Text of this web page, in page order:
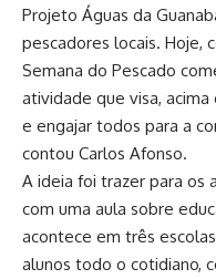
Projeto Águas da
pescadores locais. Hoje,
Semana do Pescado
atividade que visa,
e engajar todos para a
contou Carlos Afonso.
A ideia foi trazer para os
com uma aula sobre
acontece em três
alunos todo o cotidiano,